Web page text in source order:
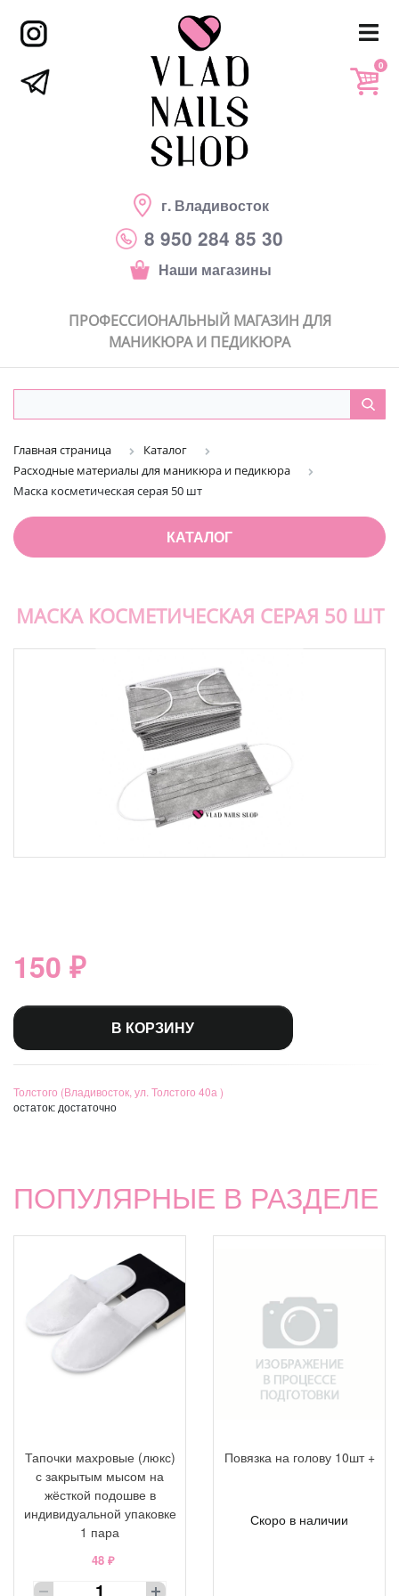
г. Владивосток
8 950 284 85 30
Наши магазины
0
ПРОФЕССИОНАЛЬНЫЙ МАГАЗИН ДЛЯ
МАНИКЮРА И ПЕДИКЮРА
Главная страница
Каталог
Расходные материалы для маникюра и педикюра
Маска косметическая серая 50 шт
КАТАЛОГ
МАСКА КОСМЕТИЧЕСКАЯ СЕРАЯ 50 ШТ
150 ₽
В КОРЗИНУ
Толстого (Владивосток, ул. Толстого 40а )
остаток: достаточно
ПОПУЛЯРНЫЕ В РАЗДЕЛЕ
Тапочки махровые (люкс)
с закрытым мысом на
жёсткой подошве в
индивидуальной упаковке
1 пара
48 ₽
Повязка на голову 10шт +
Скоро в наличии